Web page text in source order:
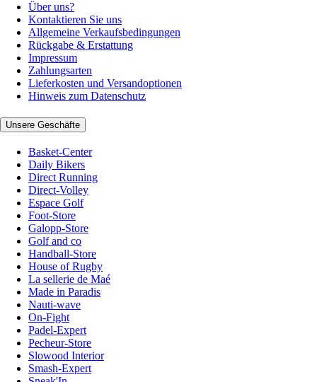
Über uns?
Kontaktieren Sie uns
Allgemeine Verkaufsbedingungen
Rückgabe & Erstattung
Impressum
Zahlungsarten
Lieferkosten und Versandoptionen
Hinweis zum Datenschutz
Unsere Geschäfte
Basket-Center
Daily Bikers
Direct Running
Direct-Volley
Espace Golf
Foot-Store
Galopp-Store
Golf and co
Handball-Store
House of Rugby
La sellerie de Maé
Made in Paradis
Nauti-wave
On-Fight
Padel-Expert
Pecheur-Store
Slowood Interior
Smash-Expert